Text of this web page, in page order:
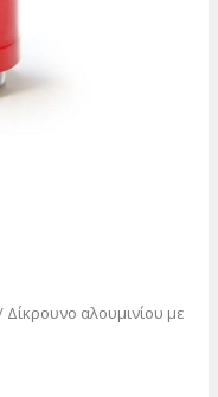
αλουμινίου με